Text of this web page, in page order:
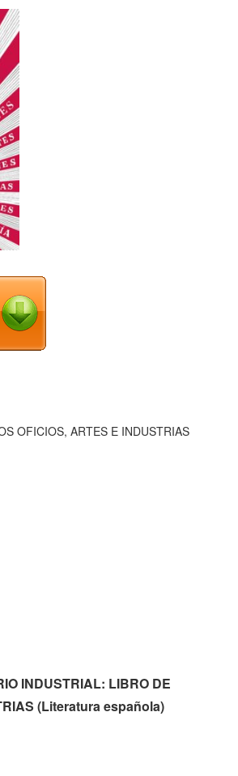
OFICIOS, ARTES E INDUSTRIAS
INDUSTRIAL: LIBRO DE
(Literatura española)